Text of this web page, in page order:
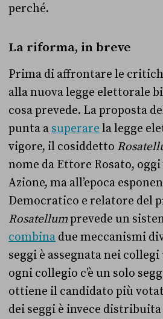
perché.
La riforma, in breve
Prima di affrontare le
alla nuova legge elettorale
cosa prevede. La proposta
punta a superare la legge
vigore, il cosiddetto
nome da Ettore Rosato,
Azione, ma all’epoca
Democratico e relatore del
Rosatellumprevede un
combina due meccanismi
seggi è assegnata nei
ogni collegio c’è un solo
ottiene il candidato più
dei seggi è invece